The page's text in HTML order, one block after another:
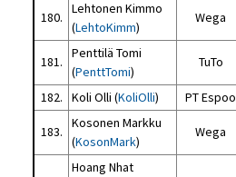
180.
Lehtonen Kimmo
(LehtoKimm)
Wega
181.
Penttilä Tomi
(PenttTomi)
TuTo
182. Koli Olli (KoliOlli) PT Espoo
183.
Kosonen Markku
(KosonMark)
Wega
Hoang Nhat